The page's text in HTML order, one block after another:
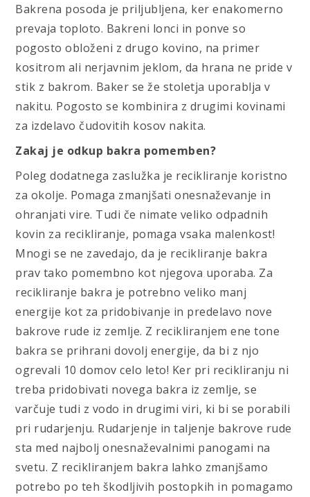
Bakrena posoda je priljubljena, ker enakomerno
prevaja toploto. Bakreni lonci in ponve so
pogosto obloženi z drugo kovino, na primer
kositrom ali nerjavnim jeklom, da hrana ne pride v
stik z bakrom. Baker se že stoletja uporablja v
nakitu. Pogosto se kombinira z drugimi kovinami
za izdelavo čudovitih kosov nakita.
Zakaj je odkup bakra pomemben?
Poleg dodatnega zaslužka je recikliranje koristno
za okolje. Pomaga zmanjšati onesnaževanje in
ohranjati vire. Tudi če nimate veliko odpadnih
kovin za recikliranje, pomaga vsaka malenkost!
Mnogi se ne zavedajo, da je recikliranje bakra
prav tako pomembno kot njegova uporaba. Za
recikliranje bakra je potrebno veliko manj
energije kot za pridobivanje in predelavo nove
bakrove rude iz zemlje. Z recikliranjem ene tone
bakra se prihrani dovolj energije, da bi z njo
ogrevali 10 domov celo leto! Ker pri recikliranju ni
treba pridobivati novega bakra iz zemlje, se
varčuje tudi z vodo in drugimi viri, ki bi se porabili
pri rudarjenju. Rudarjenje in taljenje bakrove rude
sta med najbolj onesnaževalnimi panogami na
svetu. Z recikliranjem bakra lahko zmanjšamo
potrebo po teh škodljivih postopkih in pomagamo